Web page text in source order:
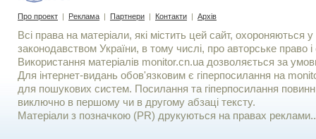
Про проект | Реклама | Партнери | Контакти | Архів
Всі права на матеріали, які містить цей сайт, охороняються у
законодавством України, в тому числі, про авторське право і
Використання матерiалiв monitor.cn.ua дозволяється за
Для iнтернет-видань обов'язковим є гiперпосилання на
для пошукових систем. Посилання та гіперпосилання
виключно в першому чи в другому абзаці тексту.
Матеріали з позначкою (PR) друкуються на правах реклами..